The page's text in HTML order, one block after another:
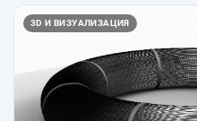
3D И ВИЗУАЛИЗАЦИЯ